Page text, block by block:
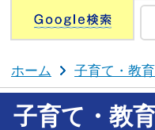
ホーム 子育て・教
子育て・教